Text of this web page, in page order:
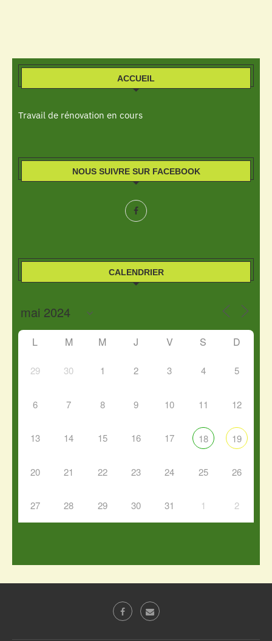
ACCUEIL
Travail de rénovation en cours
NOUS SUIVRE SUR FACEBOOK
CALENDRIER
L M M J V S D
29 30 1 2 3 4 5
6 7 8 9 10 11 12
13 14 15 16 17 18 19
20 21 22 23 24 25 26
27 28 29 30 31 1 2